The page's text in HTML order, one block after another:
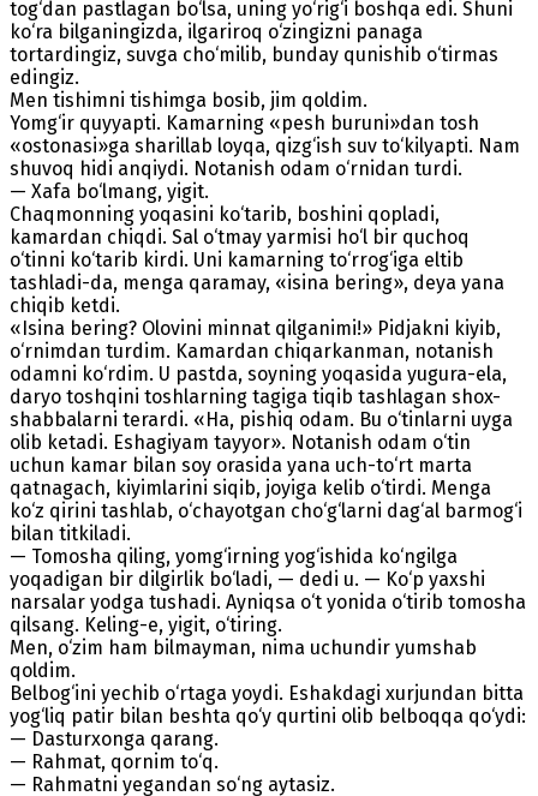
tog‘dan pastlagan bo‘lsa, uning yo‘rig‘i boshqa edi. Shuni
ko‘ra bilganingizda, ilgariroq o‘zingizni panaga
tortardingiz, suvga cho‘milib, bunday qunishib o‘tirmas
edingiz.
Men tishimni tishimga bosib, jim qoldim.
Yomg‘ir quyyapti. Kamarning «pesh buruni»dan tosh
«ostonasi»ga sharillab loyqa, qizg‘ish suv to‘kilyapti. Nam
shuvoq hidi anqiydi. Notanish odam o‘rnidan turdi.
— Xafa bo‘lmang, yigit.
Chaqmonning yoqasini ko‘tarib, boshini qopladi,
kamardan chiqdi. Sal o‘tmay yarmisi ho‘l bir quchoq
o‘tinni ko‘tarib kirdi. Uni kamarning to‘rrog‘iga eltib
tashladi-da, menga qaramay, «isina bering», deya yana
chiqib ketdi.
«Isina bering? Olovini minnat qilganimi!» Pidjakni kiyib,
o‘rnimdan turdim. Kamardan chiqarkanman, notanish
odamni ko‘rdim. U pastda, soyning yoqasida yugura-ela,
daryo toshqini toshlarning tagiga tiqib tashlagan shox-
shabbalarni terardi. «Ha, pishiq odam. Bu o‘tinlarni uyga
olib ketadi. Eshagiyam tayyor». Notanish odam o‘tin
uchun kamar bilan soy orasida yana uch-to‘rt marta
qatnagach, kiyimlarini siqib, joyiga kelib o‘tirdi. Menga
ko‘z qirini tashlab, o‘chayotgan cho‘g‘larni dag‘al barmog‘i
bilan titkiladi.
— Tomosha qiling, yomg‘irning yog‘ishida ko‘ngilga
yoqadigan bir dilgirlik bo‘ladi, — dedi u. — Ko‘p yaxshi
narsalar yodga tushadi. Ayniqsa o‘t yonida o‘tirib tomosha
qilsang. Keling-e, yigit, o‘tiring.
Men, o‘zim ham bilmayman, nima uchundir yumshab
qoldim.
Belbog‘ini yechib o‘rtaga yoydi. Eshakdagi xurjundan bitta
yog‘liq patir bilan beshta qo‘y qurtini olib belboqqa qo‘ydi:
— Dasturxonga qarang.
— Rahmat, qornim to‘q.
— Rahmatni yegandan so‘ng aytasiz.